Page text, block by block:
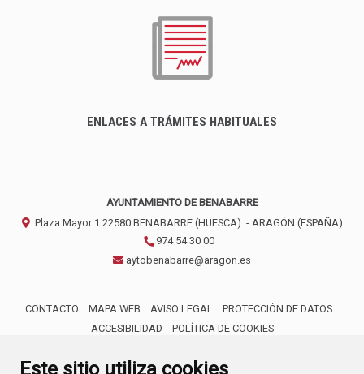
Este sitio utiliza cookies
ENLACES A TRÁMITES HABITUALES
AYUNTAMIENTO DE BENABARRE
Plaza Mayor 1 22580 BENABARRE (HUESCA) - ARAGÓN (ESPAÑA)
974 54 30 00
aytobenabarre@aragon.es
CONTACTO MAPA WEB AVISO LEGAL
PROTECCIÓN DE DATOS
ACCESIBILIDAD
POLÍTICA DE COOKIES